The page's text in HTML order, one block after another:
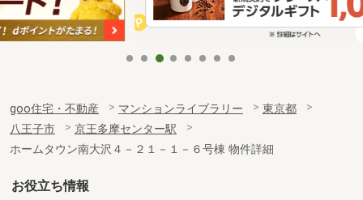
goo住宅・不動産 マンションライブラリー
東京都
八王子市
京王多摩センター駅
ホームタウン南大沢４－２１－１－６号棟 物件詳細
お役立ち情報